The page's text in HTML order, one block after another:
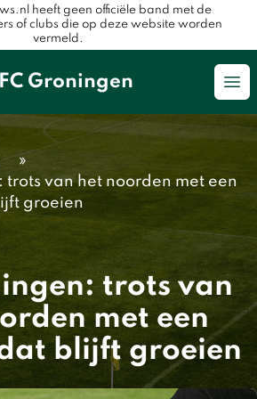
heeft geen officiële band met de
of clubs die op deze website worden
vermeld.
Groningen
»
trots van het noorden met een
groeien
trots van
met een
blijft groeien